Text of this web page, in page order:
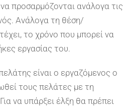
να προσαρμόζονται ανάλογα τις
Ανάλογα τη θέση/
το χρόνο που μπορεί να
εργασίας του.
είναι ο εργαζόμενος ο
τους πελάτες με τη
να υπάρξει έλξη θα πρέπει